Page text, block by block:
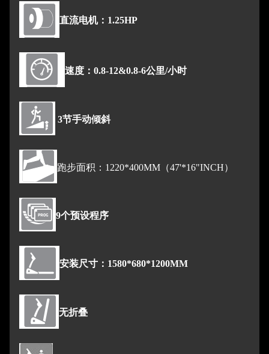
直流电机：1.25HP
速度：0.8-12&0.8-6公里/小时
3节手动倾斜
跑步面积：1220*400MM（47'*16"INCH）
9个预设程序
安装尺寸：1580*680*1200MM
无折叠